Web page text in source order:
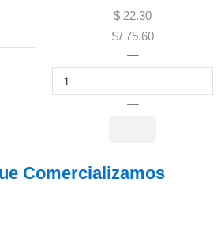
$ 22.30
S/ 75.60
Comercializamos